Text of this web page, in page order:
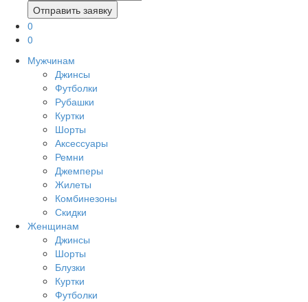
0
0
Мужчинам
Джинсы
Футболки
Рубашки
Куртки
Шорты
Аксессуары
Ремни
Джемперы
Жилеты
Комбинезоны
Скидки
Женщинам
Джинсы
Шорты
Блузки
Куртки
Футболки